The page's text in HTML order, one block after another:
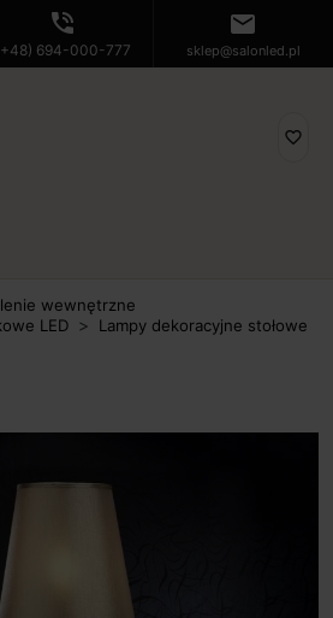
phone_in_talk
694-000-777
mail
sklep@salonled.pl
favorite_border
wewnętrzne
LED
Lampy dekoracyjne stołowe